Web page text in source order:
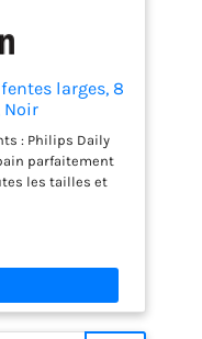
larges, 8
Noir
: Philips Daily
parfaitement
les tailles et
à toutes les
en quelques
permet de
secondes
le pain congelé
: le bouton